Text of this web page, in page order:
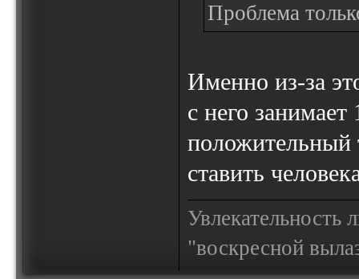
Проблема
Именно из-за
с него
ставить
Увлекательность
"воскресной